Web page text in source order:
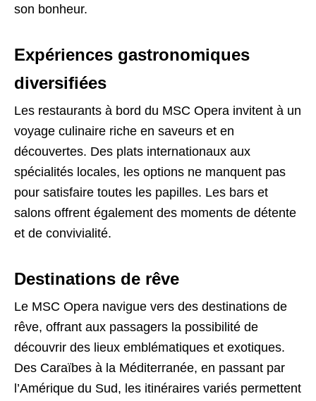
son bonheur.
Expériences gastronomiques
diversifiées
Les restaurants à bord du MSC Opera invitent à un
voyage culinaire riche en saveurs et en
découvertes. Des plats internationaux aux
spécialités locales, les options ne manquent pas
pour satisfaire toutes les papilles. Les bars et
salons offrent également des moments de détente
et de convivialité.
Destinations de rêve
Le MSC Opera navigue vers des destinations de
rêve, offrant aux passagers la possibilité de
découvrir des lieux emblématiques et exotiques.
Des Caraïbes à la Méditerranée, en passant par
l’Amérique du Sud, les itinéraires variés permettent